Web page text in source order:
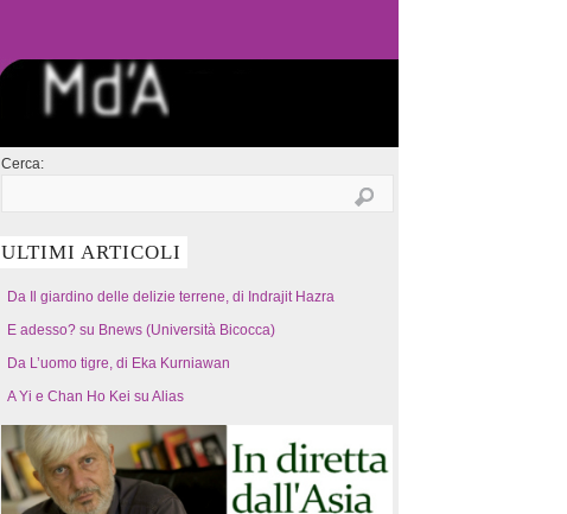
Cerca:
ULTIMI ARTICOLI
Da Il giardino delle delizie terrene, di Indrajit Hazra
E adesso? su Bnews (Università Bicocca)
Da L’uomo tigre, di Eka Kurniawan
A Yi e Chan Ho Kei su Alias